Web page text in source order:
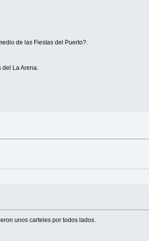
de las Fiestas del Puerto?.
del La Arena.
unos carteles por todos lados.